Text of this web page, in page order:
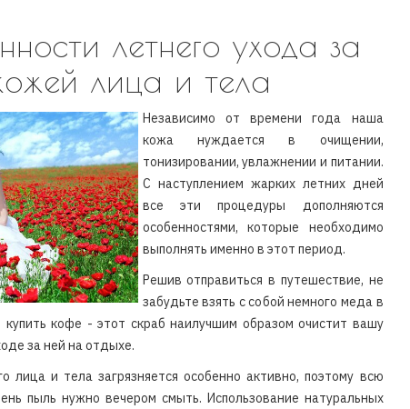
летнего ухода за
лица и тела
Независимо от времени года наша
кожа нуждается в очищении,
тонизировании, увлажнении и питании.
С наступлением жарких летних дней
все эти процедуры дополняются
особенностями, которые необходимо
выполнять именно в этот период.
Решив отправиться в путешествие, не
забудьте взять с собой немного меда в
купить кофе - этот скраб наилучшим образом очистит вашу
за ней на отдыхе.
лица и тела загрязняется особенно активно, поэтому всю
пыль нужно вечером смыть. Использование натуральных